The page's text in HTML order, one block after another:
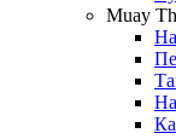
Muay